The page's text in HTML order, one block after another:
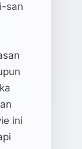
san
ini